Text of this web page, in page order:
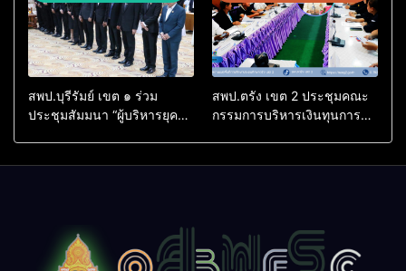
สพป.บุรีรัมย์ เขต ๑ ร่วม
ประชุมสัมมนา “ผู้บริหารยุค
สพป.ตรัง เขต 2 ประชุมคณะ
กรรมการบริหารเงินทุนการ